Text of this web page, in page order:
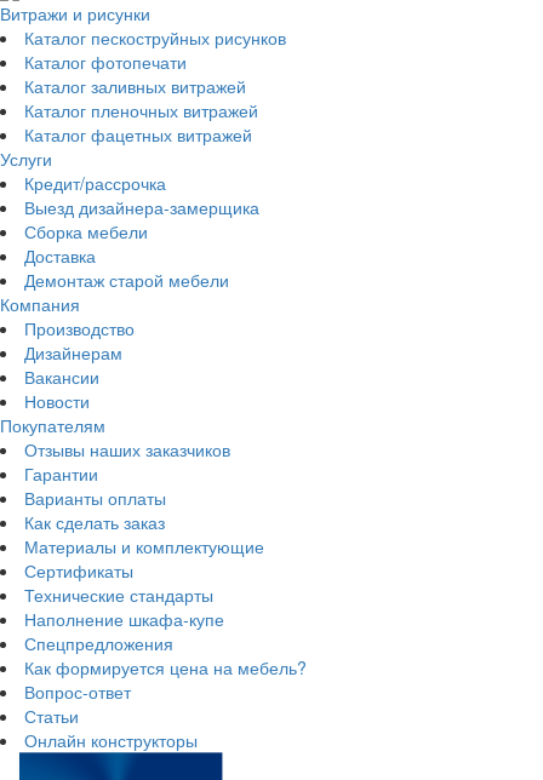
Витражи и рисунки
Каталог пескоструйных рисунков
Каталог фотопечати
Каталог заливных витражей
Каталог пленочных витражей
Каталог фацетных витражей
Услуги
Кредит/рассрочка
Выезд дизайнера-замерщика
Сборка мебели
Доставка
Демонтаж старой мебели
Компания
Производство
Дизайнерам
Вакансии
Новости
Покупателям
Отзывы наших заказчиков
Гарантии
Варианты оплаты
Как сделать заказ
Материалы и комплектующие
Сертификаты
Технические стандарты
Наполнение шкафа-купе
Спецпредложения
Как формируется цена на мебель?
Вопрос-ответ
Статьи
Онлайн конструкторы